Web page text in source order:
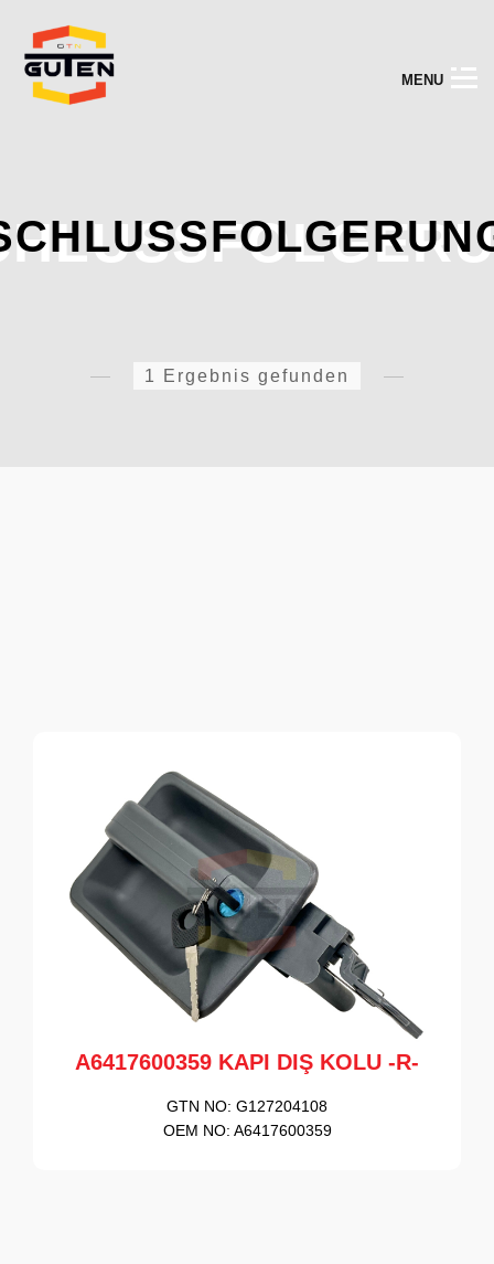
M ENU
1 Ergebnis gefunden
A6417600359 KAPI DIŞ KOLU -R-
GTN NO: G127204108
OEM NO: A6417600359